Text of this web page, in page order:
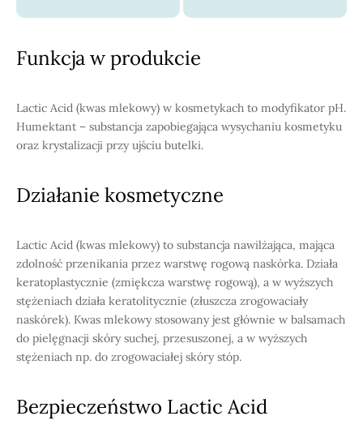
Funkcja w produkcie
Lactic Acid (kwas mlekowy) w kosmetykach to modyfikator pH.
Humektant – substancja zapobiegająca wysychaniu kosmetyku
oraz krystalizacji przy ujściu butelki.
Działanie kosmetyczne
Lactic Acid (kwas mlekowy) to substancja nawilżająca, mająca
zdolność przenikania przez warstwę rogową naskórka. Działa
keratoplastycznie (zmiękcza warstwę rogową), a w wyższych
stężeniach działa keratolitycznie (złuszcza zrogowaciały
naskórek). Kwas mlekowy stosowany jest głównie w balsamach
do pielęgnacji skóry suchej, przesuszonej, a w wyższych
stężeniach np. do zrogowaciałej skóry stóp.
Bezpieczeństwo Lactic Acid